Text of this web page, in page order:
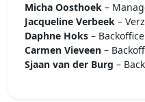
Micha Oosthoek –
Jacqueline Verbeek –
Daphne Hoks –
Carmen Vieveen –
Sjaan van der Burg –